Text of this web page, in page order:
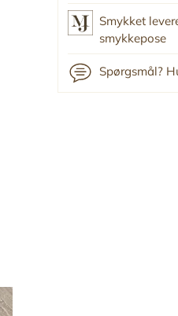
Smykket
smykkepose
Spørgsmål?